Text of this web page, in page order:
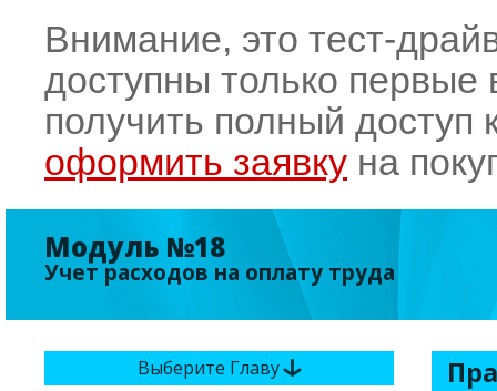
Внимание, это тест-
доступны только
получить полный доступ
оформить заявку на
Модуль №18
Учет расходов на оплату труда
Выберите Главу